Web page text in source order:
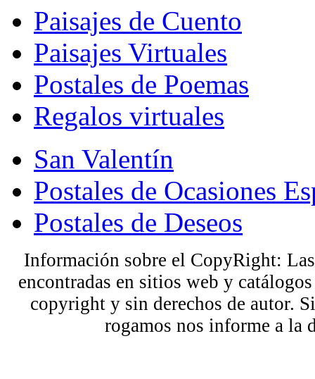
Paisajes de Cuento
Paisajes Virtuales
Postales de Poemas
Regalos virtuales
San Valentín
Postales de Ocasiones
Postales de Deseos
Información sobre el CopyRight:
encontradas en sitios web y
copyright y sin derechos de autor.
rogamos nos informe a la